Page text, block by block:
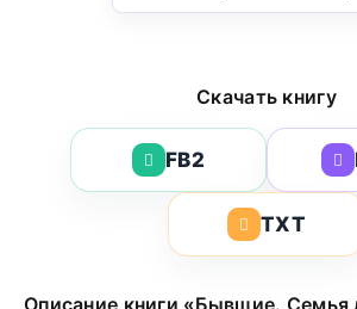
Скачать книгу
FB2
TXT
Описание книги «Бывшие.